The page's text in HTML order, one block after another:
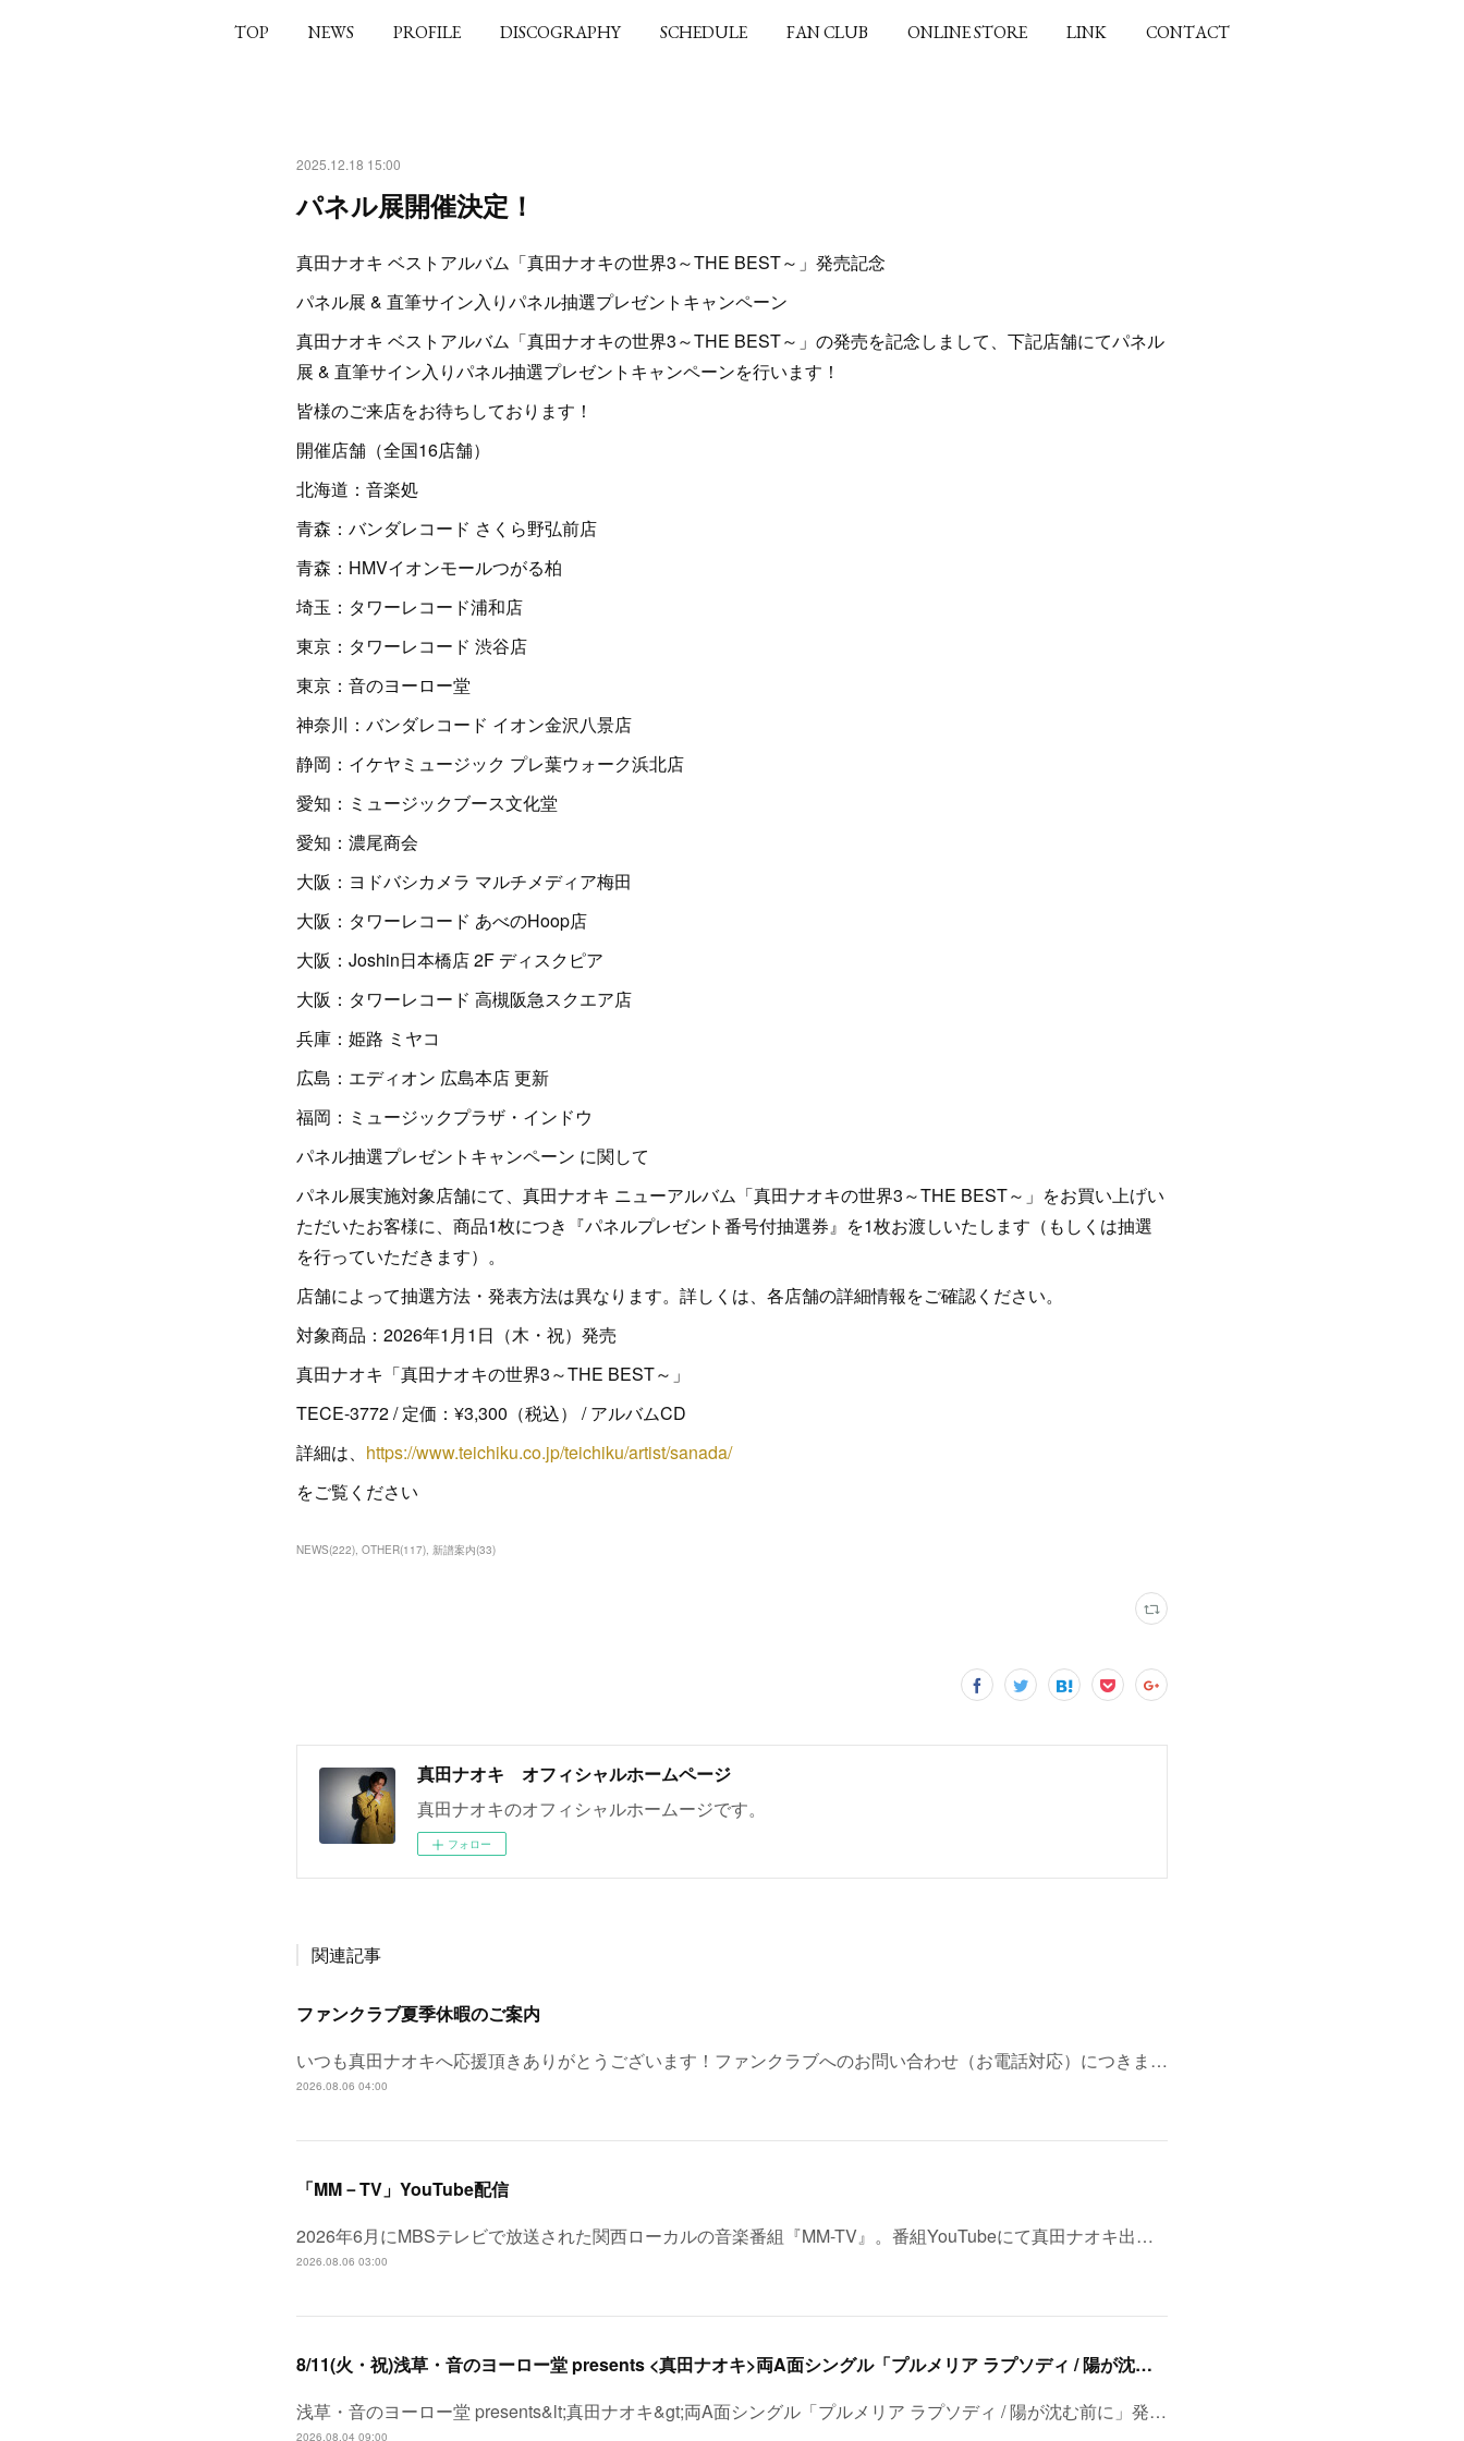
TOP NEWS PROFILE DISCOGRAPHY SCHEDULE FAN CLUB ONLINE STORE LINK CONTACT
2025.12.18 15:00
パネル展開催決定！
真田ナオキ ベストアルバム「真田ナオキの世界3～THE BEST～」発売記念
パネル展 & 直筆サイン入りパネル抽選プレゼントキャンペーン
真田ナオキ ベストアルバム「真田ナオキの世界3～THE BEST～」の発売を記念しまして、下記店舗にてパネル
展 & 直筆サイン入りパネル抽選プレゼントキャンペーンを行います！
皆様のご来店をお待ちしております！
開催店舗（全国16店舗）
北海道：音楽処
青森：バンダレコード さくら野弘前店
青森：HMVイオンモールつがる柏
埼玉：タワーレコード浦和店
東京：タワーレコード 渋谷店
東京：音のヨーロー堂
神奈川：バンダレコード イオン金沢八景店
静岡：イケヤミュージック プレ葉ウォーク浜北店
愛知：ミュージックブース文化堂
愛知：濃尾商会
大阪：ヨドバシカメラ マルチメディア梅田
大阪：タワーレコード あべのHoop店
大阪：Joshin日本橋店 2F ディスクピア
大阪：タワーレコード 高槻阪急スクエア店
兵庫：姫路 ミヤコ
広島：エディオン 広島本店 更新
福岡：ミュージックプラザ・インドウ
パネル抽選プレゼントキャンペーン に関して
パネル展実施対象店舗にて、真田ナオキ ニューアルバム「真田ナオキの世界3～THE BEST～」をお買い上げい
ただいたお客様に、商品1枚につき『パネルプレゼント番号付抽選券』を1枚お渡しいたします（もしくは抽選
を行っていただきます）。
店舗によって抽選方法・発表方法は異なります。詳しくは、各店舗の詳細情報をご確認ください。
対象商品：2026年1月1日（木・祝）発売
真田ナオキ「真田ナオキの世界3～THE BEST～」
TECE-3772 / 定価：¥3,300（税込） / アルバムCD
詳細は、 https://www.teichiku.co.jp/teichiku/artist/sanada/
をご覧ください
NEWS(222) OTHER(117) 新譜案内(33)
真田ナオキ オフィシャルホームページ
真田ナオキのオフィシャルホームージです。
フォロー
関連記事
ファンクラブ夏季休暇のご案内
いつも真田ナオキへ応援頂きありがとうございます！ファンクラブへのお問い合わせ（お電話対応）につきま…
2026.08.06 04:00
「MM－TV」YouTube配信
2026年6月にMBSテレビで放送された関西ローカルの音楽番組『MM-TV』。番組YouTubeにて真田ナオキ出…
2026.08.06 03:00
8/11(火・祝)浅草・音のヨーロー堂 presents <真田ナオキ>両A面シングル「プルメリア ラプソディ / 陽が沈む前に…」発売記念 スペシャルイベント開催決定！
浅草・音のヨーロー堂 presents&lt;真田ナオキ&gt;両A面シングル「プルメリア ラプソディ / 陽が沈む前に」発…
2026.08.04 09:00